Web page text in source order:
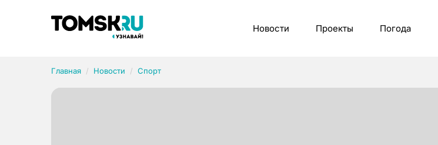
Новости Проекты Погода
Главная Новости Спорт
Рубрики